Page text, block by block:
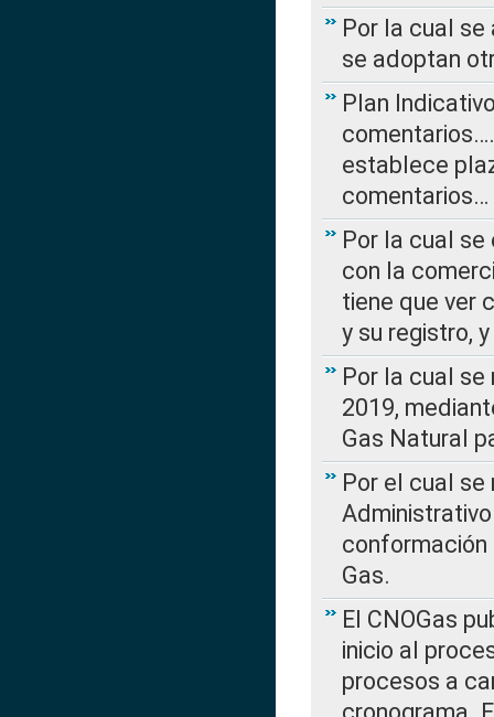
Por la cual
se adoptan
Plan
establece
comentarios…
Por la cual
con la
tiene que ver
y su registro,
Por la cual
2019,
Gas Natural
Por el cual
conformación
Gas.
El CNOGas
inicio al
procesos a